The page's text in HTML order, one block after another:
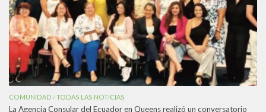
COMUNIDAD /TODAS LAS NOTICIAS
La Agencia Consular del Ecuador en Queens realizó un conversatorio